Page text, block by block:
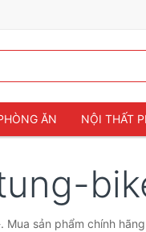
ĂN NỘI THẤT
sản phẩm chính